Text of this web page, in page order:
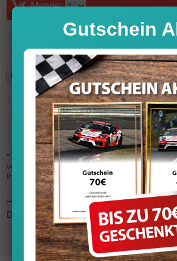
Menge:
*
GBP (British Pound) 11,01
CHF (Swiss Franc) 77,24
JPY (Japanese Yen) 703
SGD (Singapore Dollar) 333
* Die Wechselkurse werden mehrfach am Tag
verbindlich. Bitte beachten Sie, dass es zu
Ihrem Zahlungsanbieter (PayPal, Kreditkarte,
Dieser Artikel ist in unserem Ladengeschäft
Gutschein